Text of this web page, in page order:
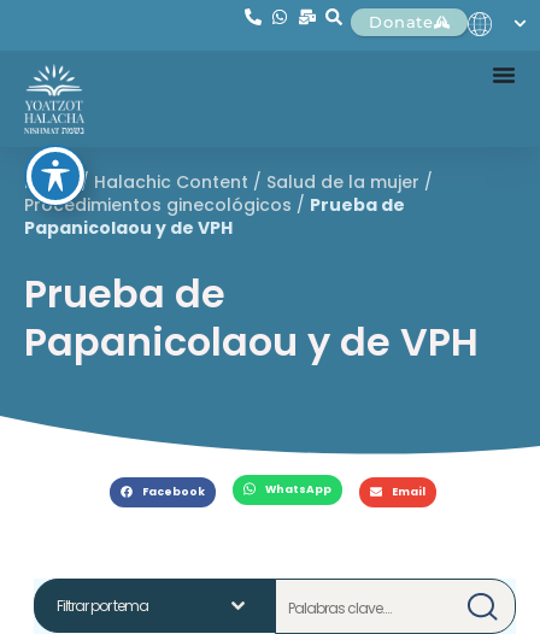
Donate
Home / Halachic Content / Salud de la mujer /
Procedimientos ginecológicos / Prueba de
Papanicolaou y de VPH
Prueba de
Papanicolaou y de VPH
Facebook WhatsApp Email